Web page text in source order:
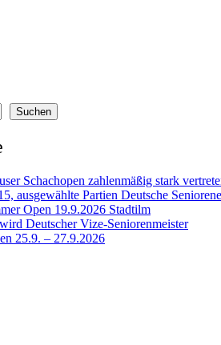
Suchen
Schachopen zahlenmäßig stark
ausgewählte Partien Deutsche
Open 19.9.2026 Stadtilm
Deutscher Vize-Seniorenmeister
25.9. – 27.9.2026